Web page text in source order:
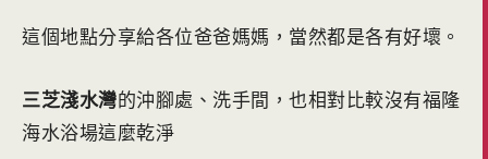
這個地點分享給各位爸爸媽媽，當然都是各有好壞。
三芝淺水灣的沖腳處、洗手間，也相對比較沒有福隆
海水浴場這麼乾淨